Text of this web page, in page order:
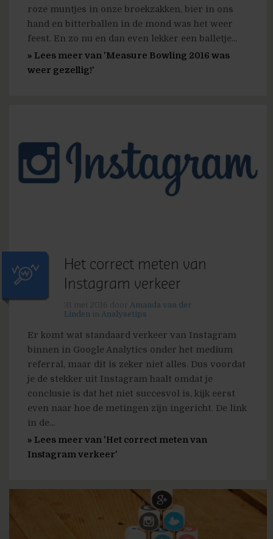
roze muntjes in onze broekzakken, bier in ons
hand en bitterballen in de mond was het weer
feest. En zo nu en dan even lekker een balletje...
» Lees meer van 'Measure Bowling 2016 was
weer gezellig!'
Het correct meten van
Instagram verkeer
Amanda van der
Linden
Analysetips
Er komt wat standaard verkeer van Instagram
binnen in Google Analytics onder het medium
referral, maar dit is zeker niet alles. Dus voordat
je de stekker uit Instagram haalt omdat je
conclusie is dat het niet succesvol is, kijk eerst
even naar hoe de metingen zijn ingericht. De link
in de...
» Lees meer van 'Het correct meten van
Instagram verkeer'